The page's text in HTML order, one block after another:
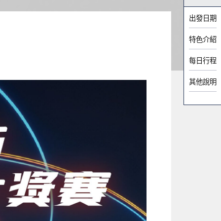
特色介紹
每日行程
其他說明
出發日期